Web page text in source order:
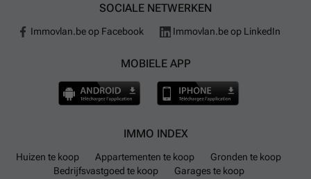
SOCIALE NETWERKEN
Immovlan.be op Facebook Immovlan.be op LinkedIn
MOBIELE APP
IMMO INDEX
Huizen te koop Appartementen te koop
Gronden te koop
Bedrijfsvastgoed te koop
Garages te koop